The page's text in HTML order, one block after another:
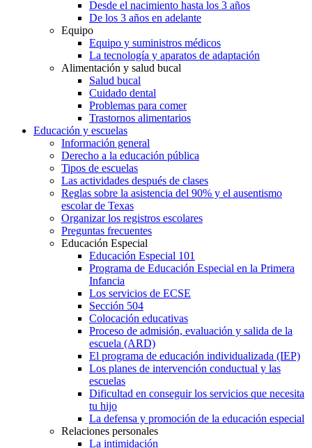
Desde el nacimiento hasta los 3 años
De los 3 años en adelante
Equipo
Equipo y suministros médicos
La tecnología y aparatos de adaptación
Alimentación y salud bucal
Salud bucal
Cuidado dental
Problemas para comer
Trastornos alimentarios
Educación y escuelas
Información general
Derecho a la educación pública
Tipos de escuelas
Las actividades después de clases
Reglas sobre la asistencia del 90% y el ausentismo
escolar de Texas
Organizar los registros escolares
Preguntas frecuentes
Educación Especial
Educación Especial 101
Programa de Educación Especial en la Primera
Infancia
Los servicios de ECSE
Sección 504
Colocación educativas
Proceso de admisión, evaluación y salida de la
escuela (ARD)
El programa de educación individualizada (IEP)
Los planes de intervención conductual y las
escuelas
Dificultad en conseguir los servicios que necesita
tu hijo
La defensa y promoción de la educación especial
Relaciones personales
La intimidación